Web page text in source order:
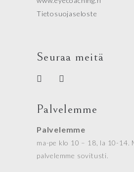
Tietosuojaseloste
Seuraa meitä
Palvelemme
Palvelemme
ma-pe klo 10 – 18, la 10-14.
palvelemme sovitusti.